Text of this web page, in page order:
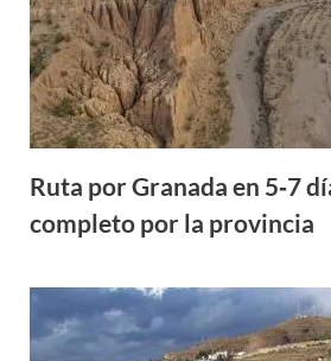
Ruta por Granada en 5‑7
completo por la provincia